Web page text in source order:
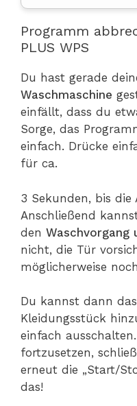
Programm
PLUS WPS
Du hast gerade
Waschmaschine
einfällt, dass du
Sorge, das
einfach. Drücke
für ca.
3 Sekunden, bis die
Anschließend
den Waschvorgang
nicht, die Tür
möglicherweise
Du kannst dann das
Kleidungsstück
einfach
fortzusetzen,
erneut die „Start/
das!